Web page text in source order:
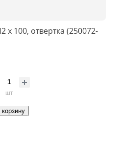
x 100, отвертка (250072-
шт
корзину